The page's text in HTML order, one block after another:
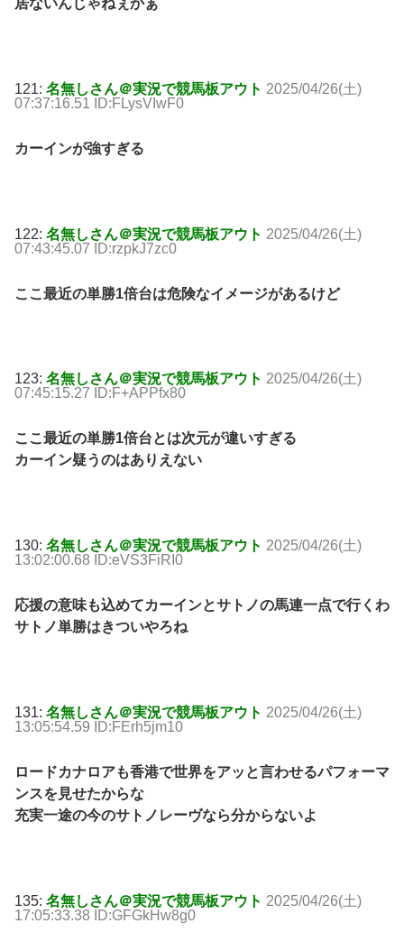
居ないんじゃねぇかぁ
121: 名無しさん＠実況で競馬板アウト 2025/04/26(土)
07:37:16.51 ID:FLysVIwF0
カーインが強すぎる
122: 名無しさん＠実況で競馬板アウト 2025/04/26(土)
07:43:45.07 ID:rzpkJ7zc0
ここ最近の単勝1倍台は危険なイメージがあるけど
123: 名無しさん＠実況で競馬板アウト 2025/04/26(土)
07:45:15.27 ID:F+APPfx80
ここ最近の単勝1倍台とは次元が違いすぎる
カーイン疑うのはありえない
130: 名無しさん＠実況で競馬板アウト 2025/04/26(土)
13:02:00.68 ID:eVS3FiRI0
応援の意味も込めてカーインとサトノの馬連一点で行くわ
サトノ単勝はきついやろね
131: 名無しさん＠実況で競馬板アウト 2025/04/26(土)
13:05:54.59 ID:FErh5jm10
ロードカナロアも香港で世界をアッと言わせるパフォーマ
ンスを見せたからな
充実一途の今のサトノレーヴなら分からないよ
135: 名無しさん＠実況で競馬板アウト 2025/04/26(土)
17:05:33.38 ID:GFGkHw8g0